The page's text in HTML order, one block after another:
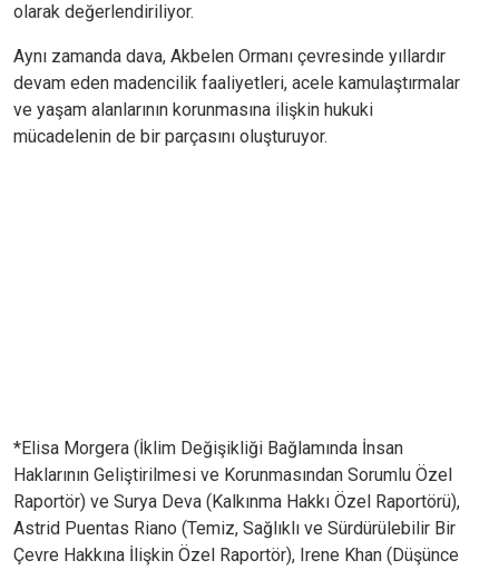
olarak değerlendiriliyor.
Aynı zamanda dava, Akbelen Ormanı çevresinde yıllardır
devam eden madencilik faaliyetleri, acele kamulaştırmalar
ve yaşam alanlarının korunmasına ilişkin hukuki
mücadelenin de bir parçasını oluşturuyor.
*Elisa Morgera (İklim Değişikliği Bağlamında İnsan
Haklarının Geliştirilmesi ve Korunmasından Sorumlu Özel
Raportör) ve Surya Deva (Kalkınma Hakkı Özel Raportörü),
Astrid Puentas Riano (Temiz, Sağlıklı ve Sürdürülebilir Bir
Çevre Hakkına İlişkin Özel Raportör), Irene Khan (Düşünce